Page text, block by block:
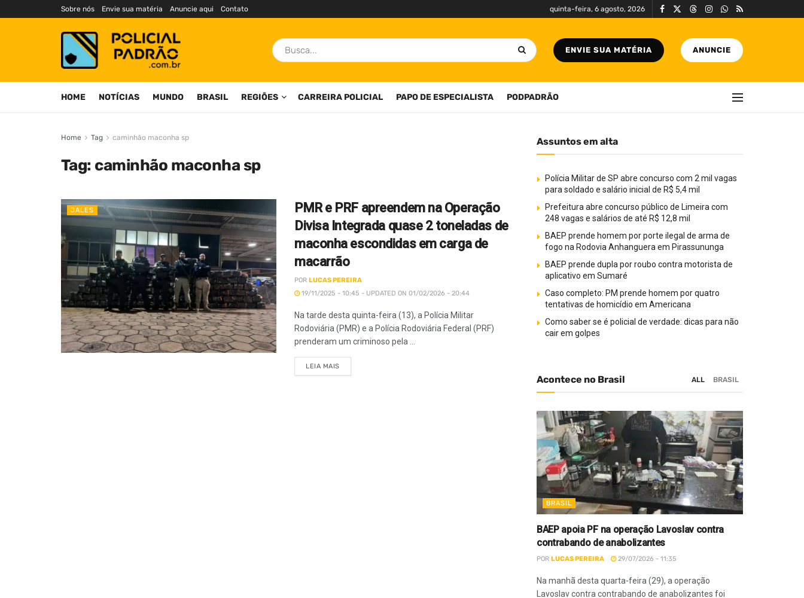
Sobre nós Envie sua matéria Anuncie aqui Contato quinta-feira, 6 agosto, 2026
ENVIE SUA MATÉRIA ANUNCIE
HOME NOTÍCIAS MUNDO BRASIL REGIÕES CARREIRA POLICIAL PAPO DE ESPECIALISTA PODPADRÃO
Home Tag caminhão maconha sp
Tag: caminhão maconha sp
JALES
PMR e PRF apreendem na Operação
Divisa Integrada quase 2 toneladas de
maconha escondidas em carga de
macarrão
POR LUCAS PEREIRA
19/11/2025 - 10:45 - UPDATED ON 01/02/2026 - 20:44
Na tarde desta quinta-feira (13), a Polícia Militar
Rodoviária (PMR) e a Polícia Rodoviária Federal (PRF)
prenderam um criminoso pela ...
LEIA MAIS
Assuntos em alta
Polícia Militar de SP abre concurso com 2 mil vagas
para soldado e salário inicial de R$ 5,4 mil
Prefeitura abre concurso público de Limeira com
248 vagas e salários de até R$ 12,8 mil
BAEP prende homem por porte ilegal de arma de
fogo na Rodovia Anhanguera em Pirassununga
BAEP prende dupla por roubo contra motorista de
aplicativo em Sumaré
Caso completo: PM prende homem por quatro
tentativas de homicídio em Americana
Como saber se é policial de verdade: dicas para não
cair em golpes
Acontece no Brasil ALL BRASIL
BRASIL
BAEP apoia PF na operação Lavoslav contra
contrabando de anabolizantes
POR LUCAS PEREIRA 29/07/2026 - 11:35
Na manhã desta quarta-feira (29), a operação
Lavoslav contra contrabando de anabolizantes foi